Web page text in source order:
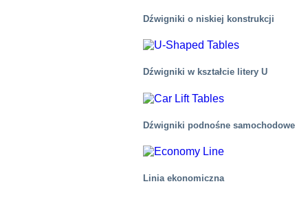
Automotive
Dźwigniki o niskiej konstrukcji
Dźwigniki w kształcie litery U
Dźwigniki podnośne samochodowe
Linia ekonomiczna